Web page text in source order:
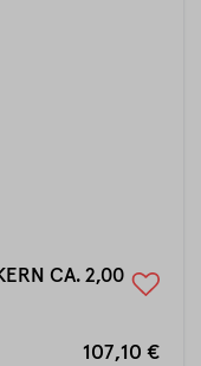
CA. 2,00
107,10 €